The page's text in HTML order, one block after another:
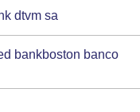
dtvm sa
bankboston banco